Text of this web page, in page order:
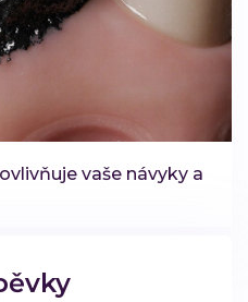
vaše návyky a